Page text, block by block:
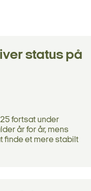
status på
fortsat under
år for år, mens
finde et mere stabilt